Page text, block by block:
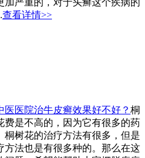
加严重的，对于头癣这个疾病的
查看详情>>
医院治牛皮癣效果好不好？ 桐
费是不高的，因为它有很多的药
树花的治疗方法有很多，但是
方法也是有很多种的。那么在这